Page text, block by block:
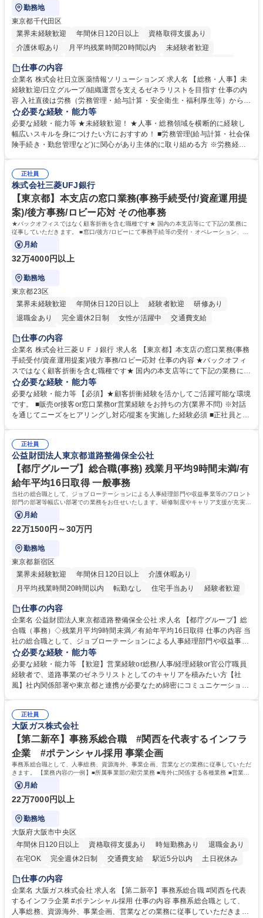
勤務地
東京都千代田区
業界未経験歓迎
年間休日120日以上
資格取得支援あり
介護休暇あり
月平均残業時間20時間以内
未経験者歓迎
住宅手当あり
育休あり
完全週休2日制 交通費支給 土日祝休み 寮・社宅あり
仕事の内容
企業名 株式会社日立医薬情報ソリューションズ 求人名 【総務・人事】未
経験歓迎/日立グループ/組織運営を支えるゼネラリストを目指す 仕事の内
容 入社直後は労務（労務管理・給与計算・安全衛生・福利厚生等）からお
任せいたします。将来は総務・採用・教育業務へ守備範囲を広げ、組織運
営を支えるゼネラリストをめざせます。 ・初期業務：労働時間管理、給与
計算、社会保険対応、福利厚生管理、安全衛生、健康経営推進等をお任せ
します。ご経験に応じて、休職者管理など、幅広く経験を積んでいただき
幅広く経験を積みたい意欲がある方に最適な環境です。 募集職種 【総
務・人事】未経験歓迎/日立グループ/組織運営を支えるゼネラリストを目
指す
必要な経験・能力等
必要な経験・能力等 ★未経験歓迎！ ★人事・総務領域を横断的に経験し
幅広いスキルを身につけたい方におすすめ！ ■労務管理(給与計算・社会保
険手続き・勤怠管理など)に関心があり主体的に取り組める方 ※労務経験
のご経験 ■労務管理（給与計算・社会保険手続き・勤怠管理など）の経験
■衛生管理者の資格をお持ちの方 学歴・資格 学歴：大学院 大学 高専 短大
専修学校 高校 語学力： 資格：
正社員
株式会社三菱UFJ銀行
【東京都】本支店の窓口業務(事務手続受付/資産運用提
案)/後方事務/ロビー応対 その他事務
★バックオフィスではなく顧客折衝を含む職種です★ 国内の本支店等にて下記の業務に
従事していただきます。 ■窓口/後方/ロビーにて事務手続等の受付・オペレーション、お
客様対応
月給
32万4000円以上
勤務地
東京都23区
業界未経験歓迎
年間休日120日以上 経験者歓迎
研修あり
退職金あり
完全週休2日制 女性が活躍中
交通費支給
土日祝休み
仕事の内容
企業名 株式会社三菱ＵＦＪ銀行 求人名 【東京都】本支店の窓口業務(事務
手続受付/資産運用提案)/後方事務/ロビー応対 仕事の内容 ★バックオフィ
スではなく顧客折衝を含む職種です★ 国内の本支店等にて下記の業務に従
事していただきます。 ■窓口/後方/ロビーにて事務手続等の受付・オペレ
ーション、お客様対応 ■窓口にて、ご来店された個人のお客様に対して金
融商品のご提案 ■効率的な事務運用の検討・構築等 ≪業務紹介：ご応募前
に必ずご覧ください≫ ※記事 https://www.mysite.bk.mufg.jp/career/circle/
必要な経験・能力等
必要な経験・能力等 【必須】★顧客折衝経験を活かしてご活躍可能な環境
です。 ■販売or接客or窓口業務or営業経験をお持ちの方(業界不問) ※対話
を通じてニーズをヒアリングし対応/提案を実施した経験必須 ■正社員とし
るので安心して入行いただけます。 幅広いキャリアの選択肢があり、公募
や社内副業等を活用し、 一人ひとりが挑戦できるカルチャーが浸透してい
ます。 学歴・資格 学歴：大学院 大学 高専 短大 専修学校 高校 語学力：
資格：
正社員
公益財団法人東京都道路整備保全公社
【都庁グループ】総合職(事務) 残業月平均9時間未満/有
給年平均16日取得 一般事務
当社の総合職として、ジョブローテーションによる人事経理部門や収益事業等のフロント
部門の部署等幅広い部署での業務をお任せいたします。研修制度やキャリア支援が充実し
ております！ ※下記業務詳細
月給
22万1500円～30万円
勤務地
東京都新宿区
業界未経験歓迎
年間休日120日以上
介護休暇あり
月平均残業時間20時間以内
転勤なし 住宅手当あり
経験者歓迎
研修あり
退職金あり
駅近5分以内
資格取得手当あり 食事補助あり
仕事の内容
企業名 公益財団法人東京都道路整備保全公社 求人名 【都庁グループ】総
合職（事務）◇残業月平均9時間未満／有給年平均16日取得 仕事の内容 当
社の総合職として、ジョブローテーションによる人事経理部門や収益事業
等のフロント部門の部署等幅広い部署での業務をお任せいたします。研修
制度やキャリア支援が充実しております！ ※下記業務詳細 【業務詳細】■
管理部門：広報、人事、経理など当公社の運営に係る管理業務 ■収益部
門：駐車場の新規開拓、管理運営、新宿駅西口広場の「イベントコーナ
道路施設や道路工事現場の見学ツアー事業 ※入社後は上記いずれかの部門
へ配属。※業務内容変更の範囲：会社の定める業務 募集職種 【都庁グル
ープ】総合職（事務）◇残業月平均9時間未満／有給年平均16日取得
必要な経験・能力等
必要な経験・能力等 【歓迎】営業経験or総務/人事/経理経験or官公庁職員
経験者で、道路事業のゼネラリストとしてのキャリアを積みたい方【社
風】社内関係部署や東京都と連携が必要なため綿密にコミュニケーション
部門など多岐に渡る業務を経験できます。 ■様々なプロジェクト：駐車場
事業の他、新宿駅西口広場内に設置された照明を兼ねた広告「ブライトサ
イン」の管理運営を行うなど、事業収益を生み出す活動を積極的に行って
います。 学歴・資格 学歴：大学院 大学 高専 短大 専修学校 高校 語学力：
資格：
正社員
大阪ガス株式会社
【第二新卒】事務系総合職 #関西を代表するインフラ
企業 #ポテンシャル採用 事業企画
事務系総合職として、人事総務、資源海外、事業企画、営業などの業務に従事していただ
きます。 【業務内容の一例】■所属事業部の勤労業務 ■海外に関係する各種業務 ■営業部
門の企画スタッフ、ルート営業
月給
22万7000円以上
勤務地
大阪府大阪市中央区
年間休日120日以上
資格取得支援あり 時短勤務あり
退職金あり
在宅OK
完全週休2日制 交通費支給 駅近5分以内
土日祝休み
服装自由
第二新卒歓迎
仕事の内容
企業名 大阪ガス株式会社 求人名 【第二新卒】事務系総合職 #関西を代表
するインフラ企業 #ポテンシャル採用 仕事の内容 事務系総合職として、
人事総務、資源海外、事業企画、営業などの業務に従事していただきま